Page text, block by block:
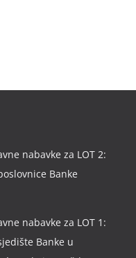
nabavke za LOT 2:
Banke
nabavke za LOT 1:
Banke u